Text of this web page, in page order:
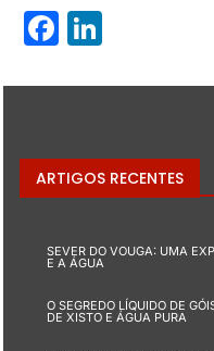
Facebook
ARTIGOS RECENTES
SEVER DO VOUGA: UMA
E A ÁGUA
O SEGREDO LÍQUIDO DE
DE XISTO E ÁGUA PURA